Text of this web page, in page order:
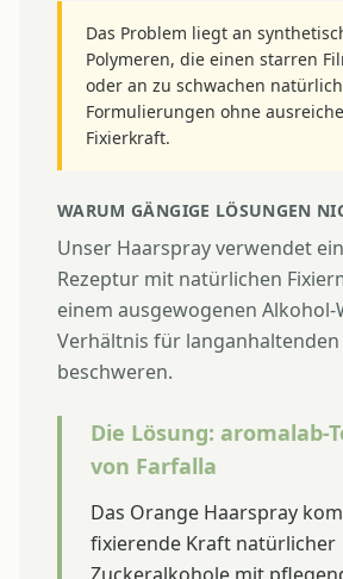
Das Problem liegt an
Polymeren, die einen starren
oder an zu schwachen
Formulierungen ohne
Fixierkraft.
WARUM GÄNGIGE LÖSUNGEN
Unser Haarspray verwendet
Rezeptur mit natürlichen
einem ausgewogenen Alkohol-
Verhältnis für
beschweren.
Die Lösung: aromalab-
von Farfalla
Das Orange Haarspray
fixierende Kraft natürlicher